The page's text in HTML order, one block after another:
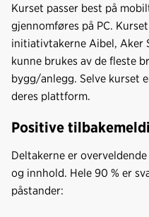
Kurset passer best på
gjennomføres på PC.
initiativtakerne Aibel, Aker
kunne brukes av de fleste
bygg/anlegg. Selve kurset
deres plattform.
Positive
Deltakerne er
og innhold. Hele 90 % er
påstander: